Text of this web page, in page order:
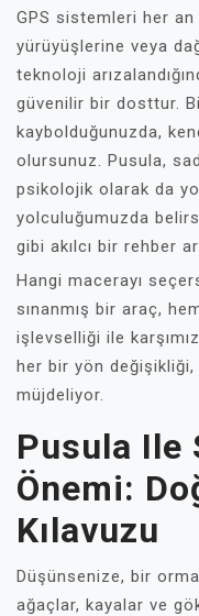
GPS sistemleri her an
yürüyüşlerine veya
teknoloji
güvenilir bir dosttur.
kaybolduğunuzda,
olursunuz. Pusula,
psikolojik olarak da
yolculuğumuzda
gibi akılcı bir rehber
Hangi macerayı
sınanmış bir araç,
işlevselliği ile
her bir yön değişikliği,
müjdeliyor.
Pusula Ile
Önemi:
Kılavuzu
Düşünsenize, bir
ağaçlar, kayalar ve